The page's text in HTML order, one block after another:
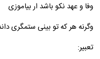
وفا و عهد نکو باشد ار بیاموزی
وگرنه هر که تو بینی ستمگری
تعبیر: